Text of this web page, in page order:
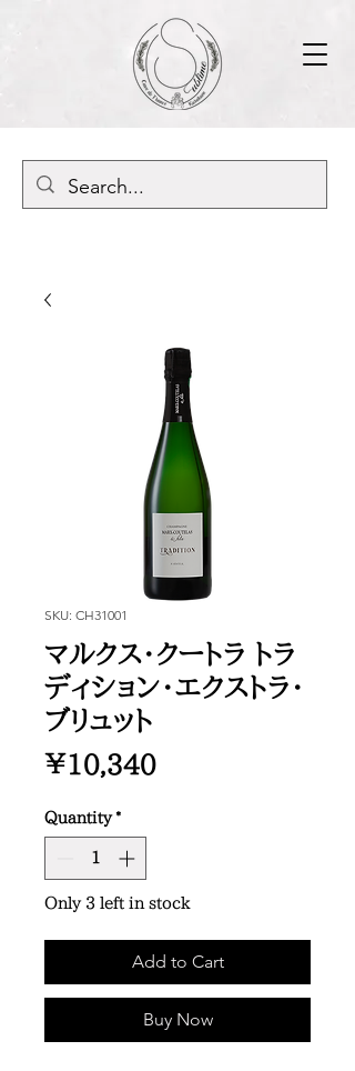
SKU: CH31001
マルクス・クートラ トラ
ディション・エクストラ・
ブリュット
¥10,340Price
Quantity *
Only 3 left in stock
Add to Cart
Buy Now